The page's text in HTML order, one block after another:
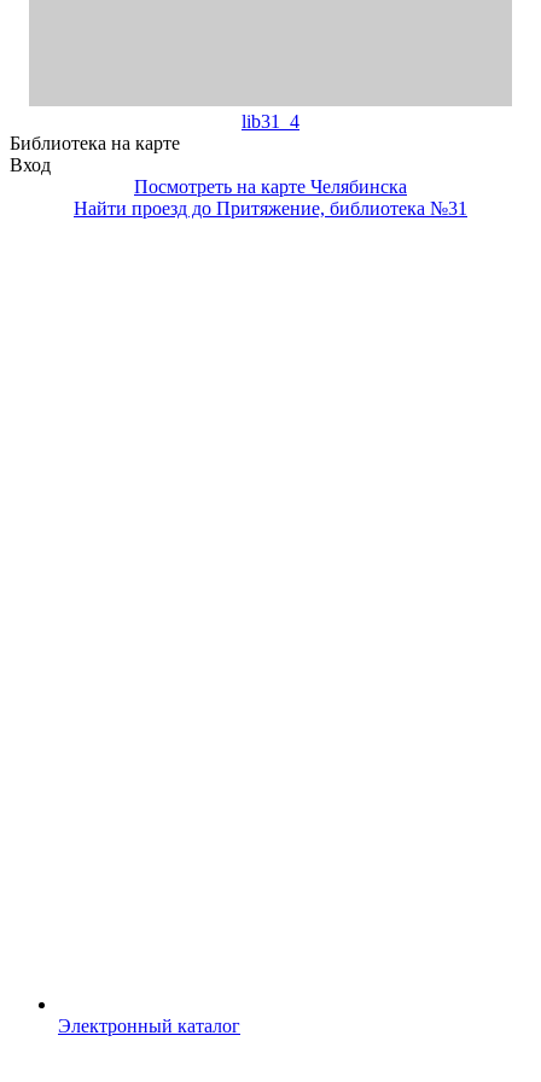
lib31_4
Библиотека на карте
Вход
Посмотреть на карте Челябинска
Найти проезд до Притяжение, библиотека №31
Электронный каталог